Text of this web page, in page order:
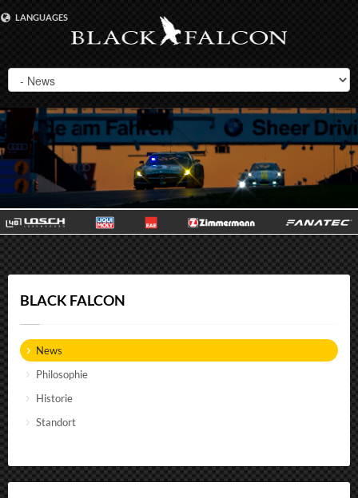
LANGUAGES
BLACK FALCON
News
Philosophie
Historie
Standort